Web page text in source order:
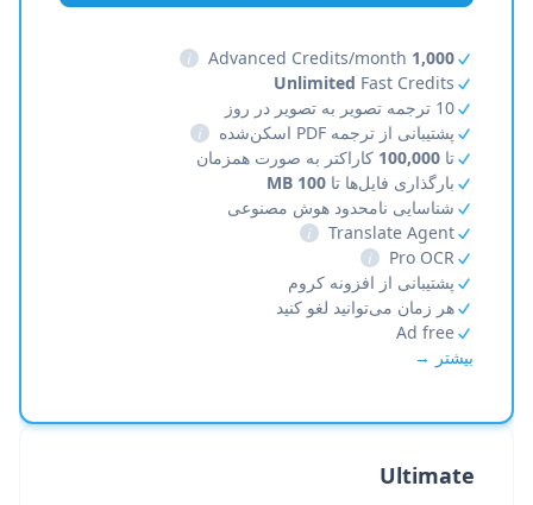
1,000
i
Unlimited Fast Credits
10 ترجمه تصویر به تصویر در روز
پشتیبانی از ترجمه PDF اسکن‌شده
i
تا 100,000 کاراکتر به صورت همزمان
بارگذاری فایل‌ها تا 100 MB
شناسایی نامحدود هوش مصنوعی
Translate Agent
i
Pro OCR
i
پشتیبانی از افزونه کروم
هر زمان می‌توانید لغو کنید
Ad free
بیشتر →
Ultimate